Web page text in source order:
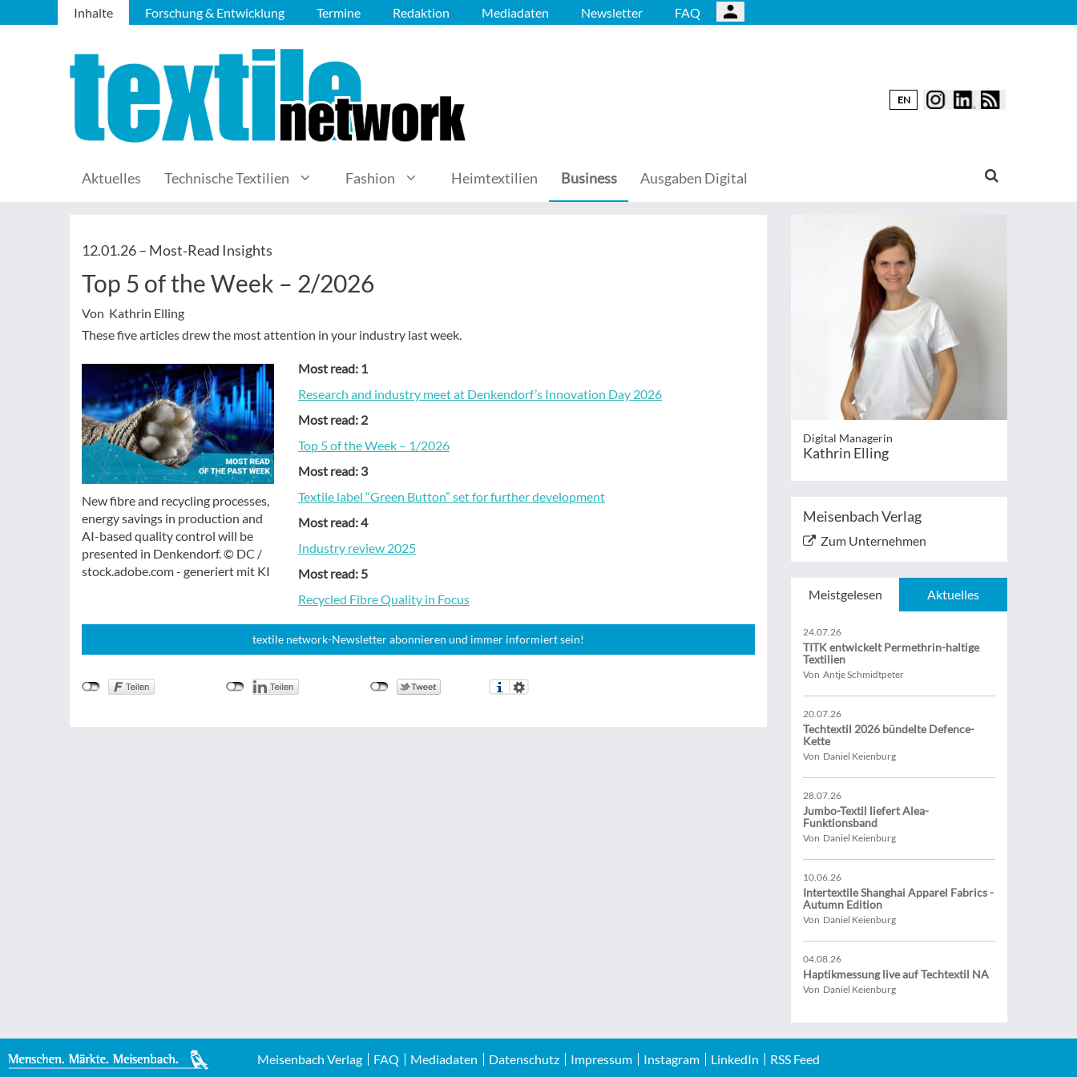
Inhalte Forschung & Entwicklung Termine Redaktion Mediadaten Newsletter FAQ
EN
Aktuelles Technische Textilien Fashion Heimtextilien Business Ausgaben Digital
12.01.26 – Most‑Read Insights
Top 5 of the Week – 2/2026
Von Kathrin Elling
These five articles drew the most attention in your industry last week.
New fibre and recycling processes,
energy savings in production and
AI-based quality control will be
presented in Denkendorf. © DC /
stock.adobe.com - generiert mit KI
Most read: 1
Research and industry meet at Denkendorf’s Innovation Day 2026
Most read: 2
Top 5 of the Week – 1/2026
Most read: 3
Textile label “Green Button” set for further development
Most read: 4
Industry review 2025
Most read: 5
Recycled Fibre Quality in Focus
textile network-Newsletter abonnieren und immer informiert sein!
Digital Managerin
Kathrin Elling
Meisenbach Verlag
Zum Unternehmen
Meistgelesen Aktuelles
24.07.26
TITK entwickelt Permethrin-haltige
Textilien
Von Antje Schmidtpeter
20.07.26
Techtextil 2026 bündelte Defence-
Kette
Von Daniel Keienburg
28.07.26
Jumbo-Textil liefert Alea-
Funktionsband
Von Daniel Keienburg
10.06.26
Intertextile Shanghai Apparel Fabrics -
Autumn Edition
Von Daniel Keienburg
04.08.26
Haptikmessung live auf Techtextil NA
Von Daniel Keienburg
Meisenbach Verlag FAQ Mediadaten Datenschutz Impressum Instagram LinkedIn RSS Feed